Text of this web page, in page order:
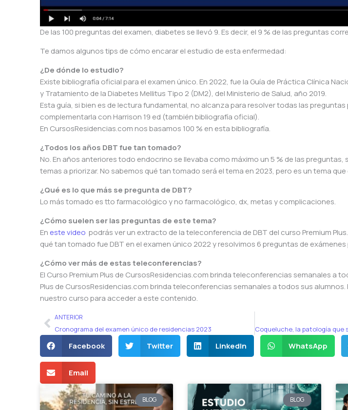
De las 100 preguntas del examen, diabetes se llevó 9. Es decir, el 9 % de las preguntas
Te damos algunos tips de cómo encarar el estudio de esta enfermedad:
¿De dónde lo estudio?
Existe bibliografía oficial para el examen único. En 2022, fue la Guía de Práctica Clínica
y Tratamiento de la Diabetes Mellitus Tipo 2 (DM2), del Ministerio de Salud, año 2019.
Esta guía, si bien es de lectura fundamental, no alcanza para resolver todas las
complementarla con Harrison 19 ed (también bibliografía oficial).
En CursosResidencias.com nos basamos 100 % en esta bibliografía.
¿Todos los años DBT fue tan tomado?
No. En años anteriores todo endocrino se llevaba como máximo un 5 % de las
temas a priorizar. No sabemos qué tan tomado será el tema en 2023, pero es un tema
¿Qué es lo que más se pregunta de DBT?
Lo más tomado es tto farmacológico y no farmacológico, dx, metas y complicaciones.
¿Cómo suelen ser las preguntas de este tema?
En este video podrás ver un extracto de la teleconferencia de DBT del curso Premium
qué tan tomado fue DBT en el examen único 2022 y resolvimos 6 preguntas de exámenes
¿Cómo ver más de estas teleconferencias?
El Curso Premium Plus de CursosResidencias.com brinda teleconferencias semanales a
Plus de CursosResidencias.com brinda teleconferencias semanales a todos sus
nuestro curso para acceder a este contenido.
AntANTERIOR
Cronograma del examen único de residencias 2023
Facebook Twitter LinkedIn WhatsApp
Email
BLOG BLOG